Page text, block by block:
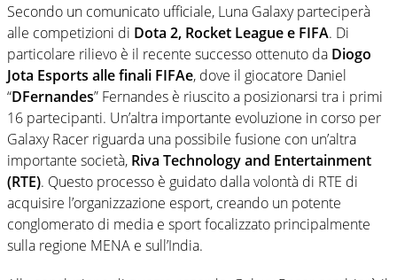
Secondo un comunicato ufficiale, Luna Galaxy parteciperà
alle competizioni di Dota 2, Rocket League e FIFA. Di
particolare rilievo è il recente successo ottenuto da Diogo
Jota Esports alle finali FIFAe, dove il giocatore Daniel
“DFernandes” Fernandes è riuscito a posizionarsi tra i primi
16 partecipanti. Un’altra importante evoluzione in corso per
Galaxy Racer riguarda una possibile fusione con un’altra
importante società, Riva Technology and Entertainment
(RTE). Questo processo è guidato dalla volontà di RTE di
acquisire l’organizzazione esport, creando un potente
conglomerato di media e sport focalizzato principalmente
sulla regione MENA e sull’India.